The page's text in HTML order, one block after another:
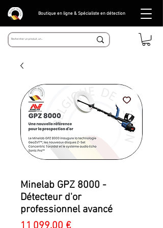
Boutique en ligne & Spécialiste en détection
Minelab GPZ 8000 -
Détecteur d'or
professionnel avancé
Prix